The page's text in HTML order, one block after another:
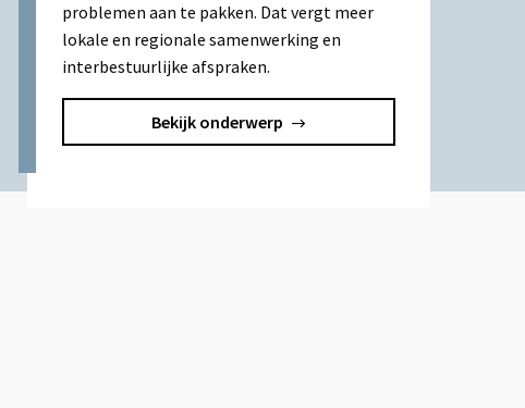
problemen aan te pakken. Dat vergt meer
lokale en regionale samenwerking en
interbestuurlijke afspraken.
Bekijk onderwerp